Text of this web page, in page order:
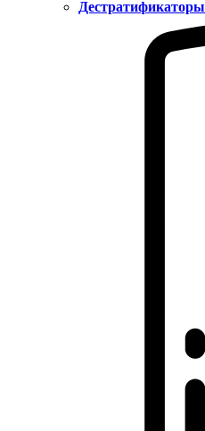
Дестратификаторы